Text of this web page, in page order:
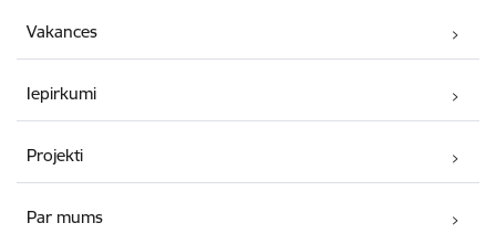
Vakances
Iepirkumi
Projekti
Par mums